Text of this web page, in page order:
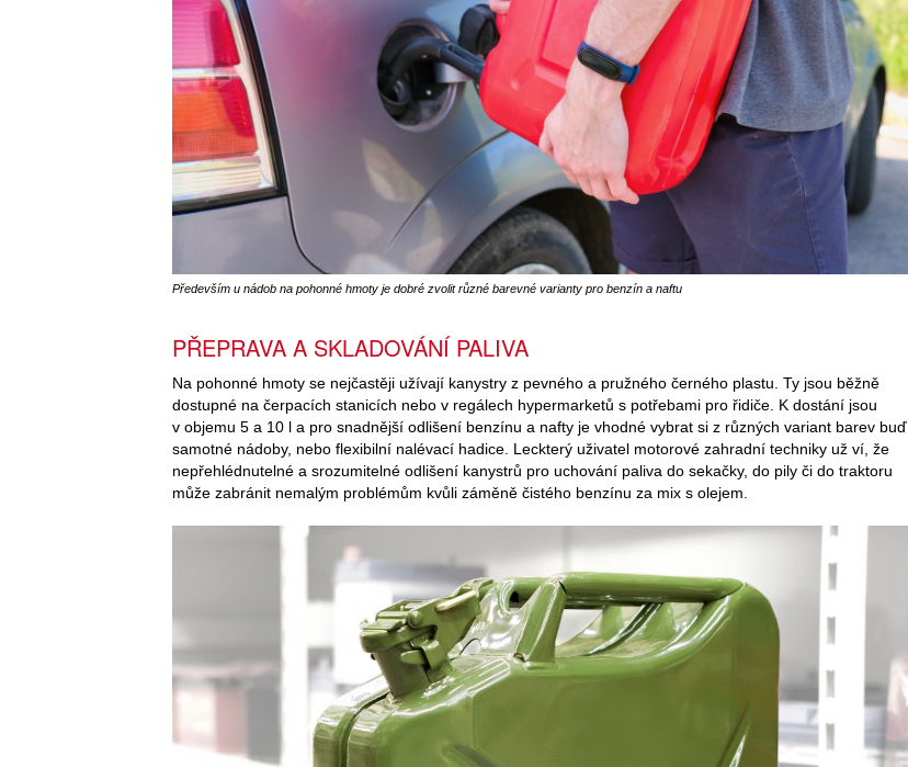
Především u nádob na pohonné hmoty je dobré zvolit různé barevné varianty pro benzín a naftu
PŘEPRAVA A SKLADOVÁNÍ PALIVA
Na pohonné hmoty se nejčastěji užívají kanystry z pevného a pružného černého plastu. Ty jsou běžně
dostupné na čerpacích stanicích nebo v regálech hypermarketů s potřebami pro řidiče. K dostání jsou
v objemu 5 a 10 l a pro snadnější odlišení benzínu a nafty je vhodné vybrat si z různých variant barev buď
samotné nádoby, nebo flexibilní nalévací hadice. Leckterý uživatel motorové zahradní techniky už ví, že
nepřehlédnutelné a srozumitelné odlišení kanystrů pro uchování paliva do sekačky, do pily či do traktoru
může zabránit nemalým problémům kvůli záměně čistého benzínu za mix s olejem.